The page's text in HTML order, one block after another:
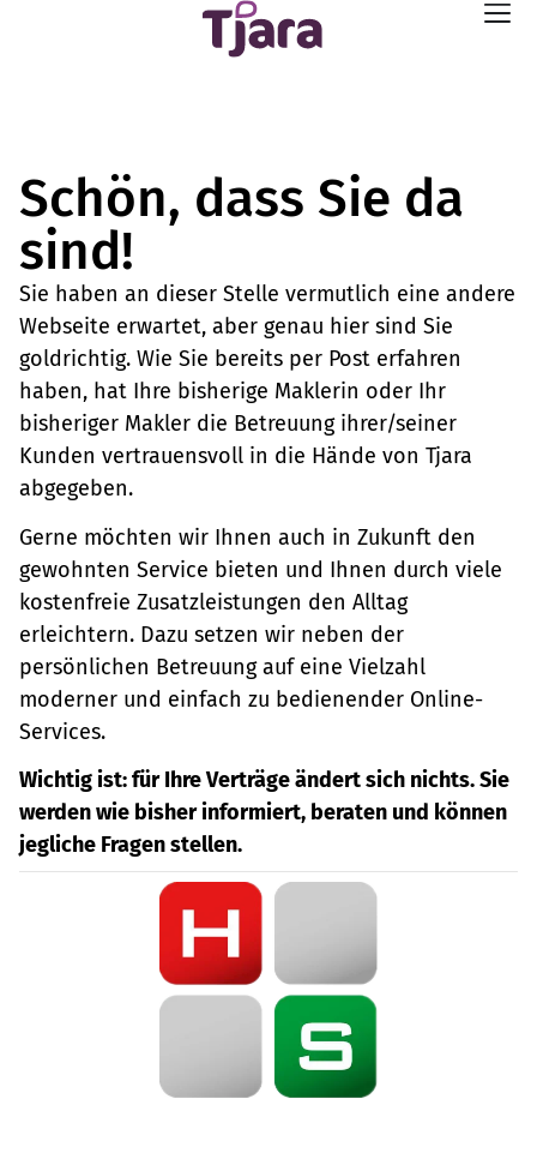
Schön, dass Sie da
sind!
Sie haben an dieser Stelle vermutlich eine andere
Webseite erwartet, aber genau hier sind Sie
goldrichtig. Wie Sie bereits per Post erfahren
haben, hat Ihre bisherige Maklerin oder Ihr
bisheriger Makler die Betreuung ihrer/seiner
Kunden vertrauensvoll in die Hände von Tjara
abgegeben.
Gerne möchten wir Ihnen auch in Zukunft den
gewohnten Service bieten und Ihnen durch viele
kostenfreie Zusatzleistungen den Alltag
erleichtern. Dazu setzen wir neben der
persönlichen Betreuung auf eine Vielzahl
moderner und einfach zu bedienender Online-
Services.
Wichtig ist: für Ihre Verträge ändert sich nichts. Sie
werden wie bisher informiert, beraten und können
jegliche Fragen stellen.